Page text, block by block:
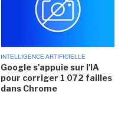
INTELLIGENCE ARTIFICIELLE
Google s'appuie sur l'IA
pour corriger 1 072 failles
dans Chrome